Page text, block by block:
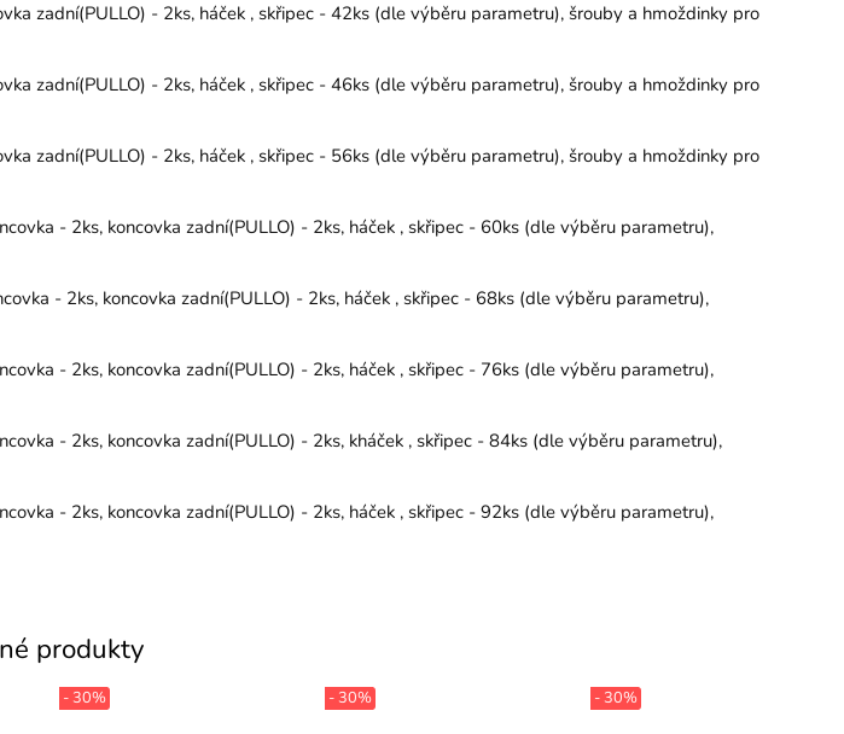
zadní(PULLO) - 2ks, háček , skřipec - 42ks (dle výběru parametru), šrouby a hmoždinky pro
zadní(PULLO) - 2ks, háček , skřipec - 46ks (dle výběru parametru), šrouby a hmoždinky pro
zadní(PULLO) - 2ks, háček , skřipec - 56ks (dle výběru parametru), šrouby a hmoždinky pro
- 2ks, koncovka zadní(PULLO) - 2ks, háček , skřipec - 60ks (dle výběru parametru),
- 2ks, koncovka zadní(PULLO) - 2ks, háček , skřipec - 68ks (dle výběru parametru),
- 2ks, koncovka zadní(PULLO) - 2ks, háček , skřipec - 76ks (dle výběru parametru),
- 2ks, koncovka zadní(PULLO) - 2ks, kháček , skřipec - 84ks (dle výběru parametru),
- 2ks, koncovka zadní(PULLO) - 2ks, háček , skřipec - 92ks (dle výběru parametru),
produkty
- 30% - 30% - 30%